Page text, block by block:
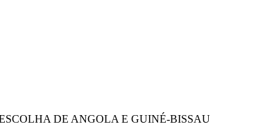
DE ANGOLA E GUINÉ-BISSAU